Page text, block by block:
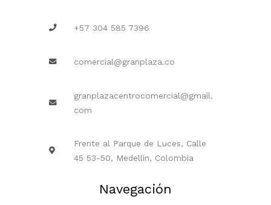
+57 304 585 7396
comercial@granplaza.co
granplazacentrocomercial@gmail.
com
Frente al Parque de Luces, Calle
45 53-50, Medellín, Colombia
Navegación